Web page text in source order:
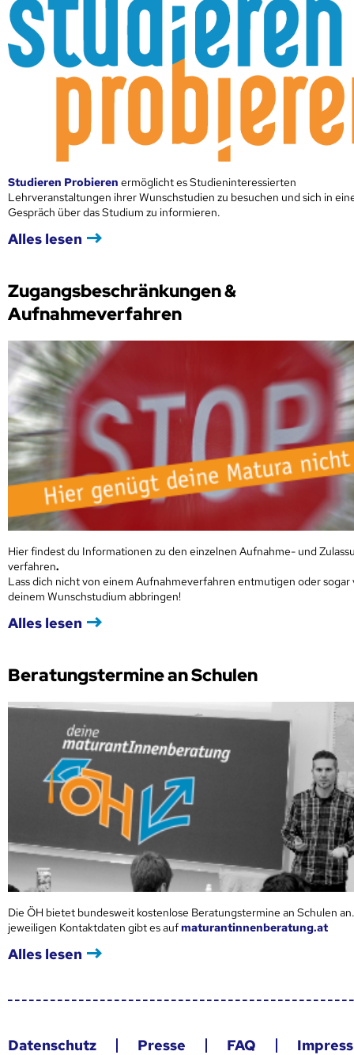
Studieren Probieren ermöglicht es Studieninteressierten
Lehrveranstaltungen ihrer Wunschstudien zu besuchen und sich in
Gespräch über das Studium zu informieren.
Alles lesen
Zugangsbeschränkungen &
Aufnahmeverfahren
Hier findest du Informationen zu den einzelnen Aufnahme- und
verfahren.
Lass dich nicht von einem Aufnahmeverfahren entmutigen oder sogar
deinem Wunschstudium abbringen!
Alles lesen
Beratungstermine an Schulen
Die ÖH bietet bundesweit kostenlose Beratungstermine an Schulen
jeweiligen Kontaktdaten gibt es aufmaturantinnenberatung.at
Alles lesen
Datenschutz Presse FAQ